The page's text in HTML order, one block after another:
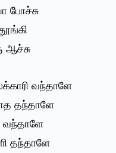
போச்சு
ஆச்சு
வந்தாளே
தந்தாளே
தந்தாளே